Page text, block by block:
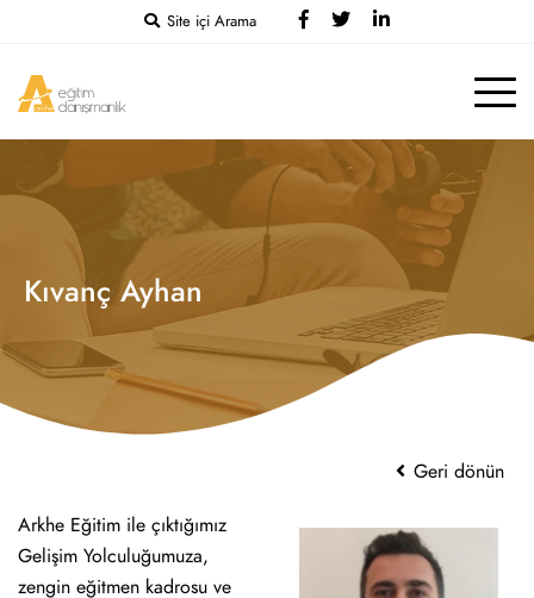
Site içi Arama
Kıvanç Ayhan
Geri dönün
Arkhe Eğitim ile çıktığımız
Gelişim Yolculuğumuza,
zengin eğitmen kadrosu ve